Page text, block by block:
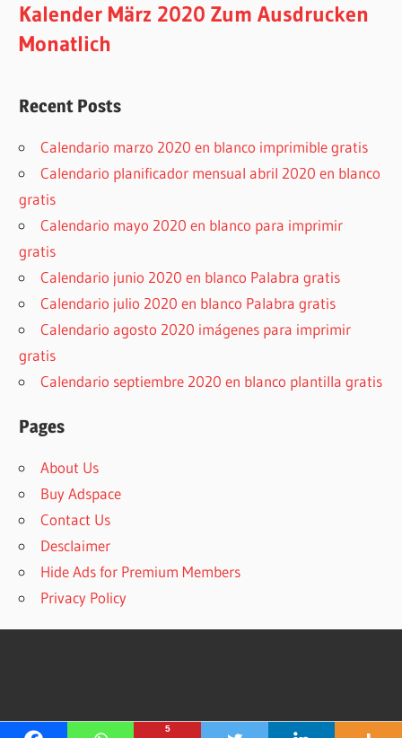
5
Kalender März 2020 Zum Ausdrucken
Monatlich
Recent Posts
Calendario marzo 2020 en blanco imprimible gratis
Calendario planificador mensual abril 2020 en blanco
gratis
Calendario mayo 2020 en blanco para imprimir
gratis
Calendario junio 2020 en blanco Palabra gratis
Calendario julio 2020 en blanco Palabra gratis
Calendario agosto 2020 imágenes para imprimir
gratis
Calendario septiembre 2020 en blanco plantilla gratis
Pages
About Us
Buy Adspace
Contact Us
Desclaimer
Hide Ads for Premium Members
Privacy Policy